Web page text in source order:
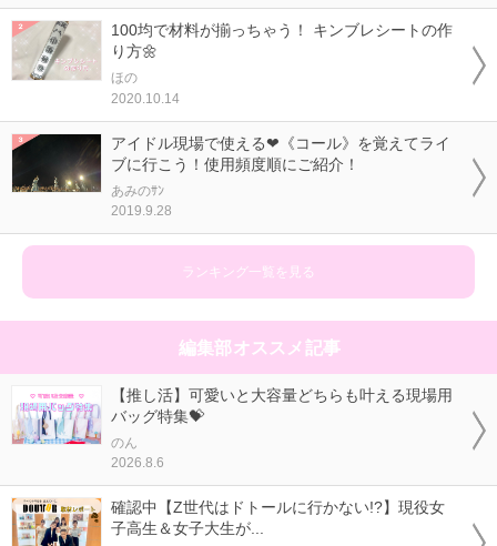
100均で材料が揃っちゃう！ キンブレシートの作
り方🌼
ほの
2020.10.14
アイドル現場で使える❤《コール》を覚えてライ
ブに行こう！使用頻度順にご紹介！
あみのｻﾝ
2019.9.28
ランキング一覧を見る
編集部オススメ記事
【推し活】可愛いと大容量どちらも叶える現場用
バッグ特集💝
のん
2026.8.6
確認中【Z世代はドトールに行かない!?】現役女
子高生＆女子大生が...